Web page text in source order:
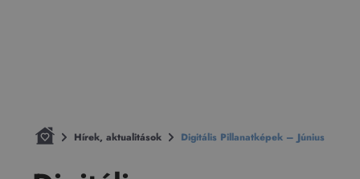
Hírek, aktualitások Digitális Pillanatképek – Június